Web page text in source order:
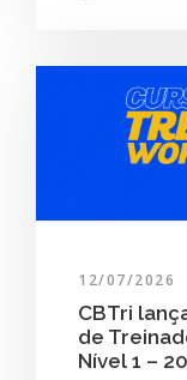
12/07/2026
CBTri
de
Nível 1 –